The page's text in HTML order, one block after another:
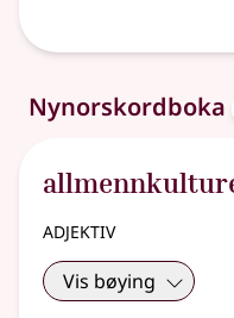
Nynorskordboka
adjektiv
Vis bøying